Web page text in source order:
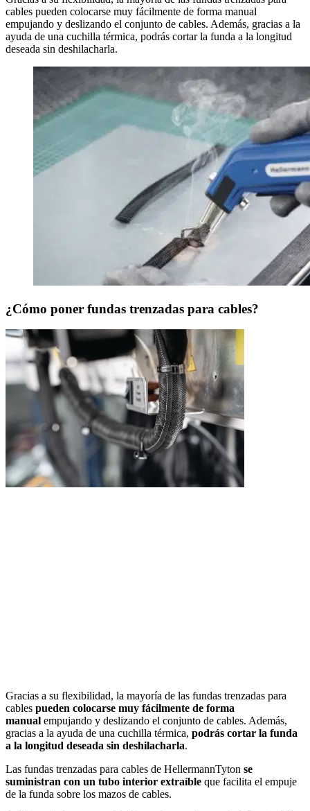
cables pueden colocarse muy fácilmente de forma manual
empujando y deslizando el conjunto de cables. Además, gracias a la
ayuda de una cuchilla térmica, podrás cortar la funda a la longitud
deseada sin deshilacharla.
¿Cómo poner fundas trenzadas para cables?
Gracias a su flexibilidad, la mayoría de las fundas trenzadas para
cables pueden colocarse muy fácilmente de forma
manual empujando y deslizando el conjunto de cables. Además,
gracias a la ayuda de una cuchilla térmica, podrás cortar la funda
a la longitud deseada sin deshilacharla.
Las fundas trenzadas para cables de HellermannTyton se
suministran con un tubo interior extraíble que facilita el empuje
de la funda sobre los mazos de cables.